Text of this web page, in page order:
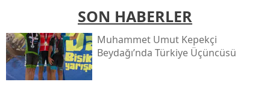
SON HABERLER
Muhammet Umut Kepekçi
Beydağı’nda Türkiye Üçüncüsü